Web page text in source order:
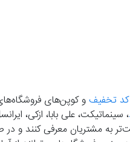
کد تخفیفو کوپن‌های
، سینماتیکت، علی بابا، ازکی،
مشتریان معرفی کنند و در